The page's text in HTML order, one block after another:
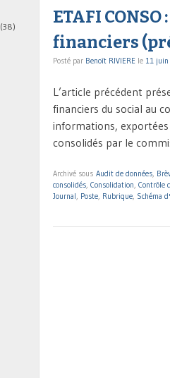
ETAFI
financiers
Posté par Benoît RIVIERE le 11
L’article précédent
financiers du social au
informations, exportées
consolidés par le
Archivé sous Audit de données,
consolidés, Consolidation, Contrôle
Journal, Poste, Rubrique, Schéma
(38)